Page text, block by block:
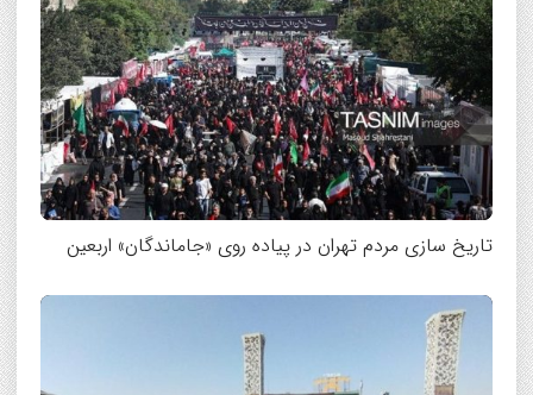
تاریخ سازی مردم تهران در پیاده روی «جاماندگان» اربعین